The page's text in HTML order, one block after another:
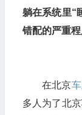
躺在系统里“
错配的严重程
在北京
多人为了北京